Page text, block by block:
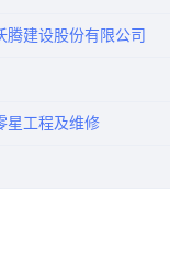
腾建设股份有限公司
星工程及维修